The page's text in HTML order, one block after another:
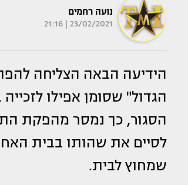
נועה רחמים
23/02/2021 | 21:16
הגדול" שסומן אפילו
הסגור, כך נמסר מהפקת
לסיים את שהותו בבית האח
שמחוץ לבית.